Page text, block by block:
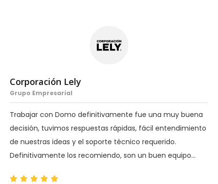
Corporación Lely
Grupo Empresarial
Trabajar con Domo definitivamente fue una muy buena
decisión, tuvimos respuestas rápidas, fácil entendimiento
de nuestras ideas y el soporte técnico requerido.
Definitivamente los recomiendo, son un buen equipo…